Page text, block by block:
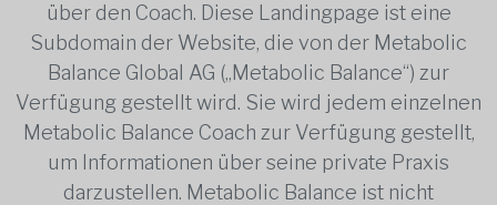
über den Coach. Diese Landingpage ist eine
Subdomain der Website, die von der Metabolic
Balance Global AG („Metabolic Balance“) zur
Verfügung gestellt wird. Sie wird jedem einzelnen
Metabolic Balance Coach zur Verfügung gestellt,
um Informationen über seine private Praxis
darzustellen. Metabolic Balance ist nicht